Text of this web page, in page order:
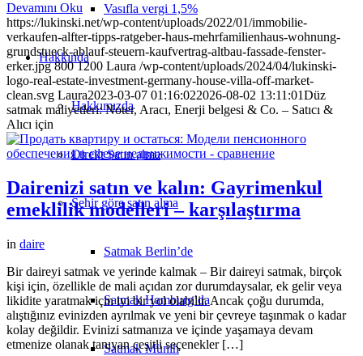
Vasıfla vergi 1,5%
Hakkında
Hakkımızda
Direkt Satın alma
Şehir göre satın alma
Satmak Berlin’de
Satmak Hamburg’da
Satmak Münih
Devamını Oku
https://lukinski.net/wp-content/uploads/2022/01/immobilie-
verkaufen-alfter-tipps-ratgeber-haus-mehrfamilienhaus-wohnung-
grundstueck-ablauf-steuern-kaufvertrag-altbau-fassade-fenster-
erker.jpg 800 1200 Laura /wp-content/uploads/2024/04/lukinski-
logo-real-estate-investment-germany-house-villa-off-market-
clean.svg Laura2023-03-07 01:16:022026-08-02 13:11:01Düz
satmak maliyetleri: Noter, Aracı, Enerji belgesi & Co. – Satıcı &
Alıcı için
Dairenizi satın ve kalın: Gayrimenkul
emeklilik modelleri – karşılaştırma
in daire
Bir daireyi satmak ve yerinde kalmak – Bir daireyi satmak, birçok
kişi için, özellikle de mali açıdan zor durumdaysalar, ek gelir veya
likidite yaratmak için iyi bir yol olabilir. Ancak çoğu durumda,
alıştığınız evinizden ayrılmak ve yeni bir çevreye taşınmak o kadar
kolay değildir. Evinizi satmanıza ve içinde yaşamaya devam
etmenize olanak tanıyan çeşitli seçenekler […]